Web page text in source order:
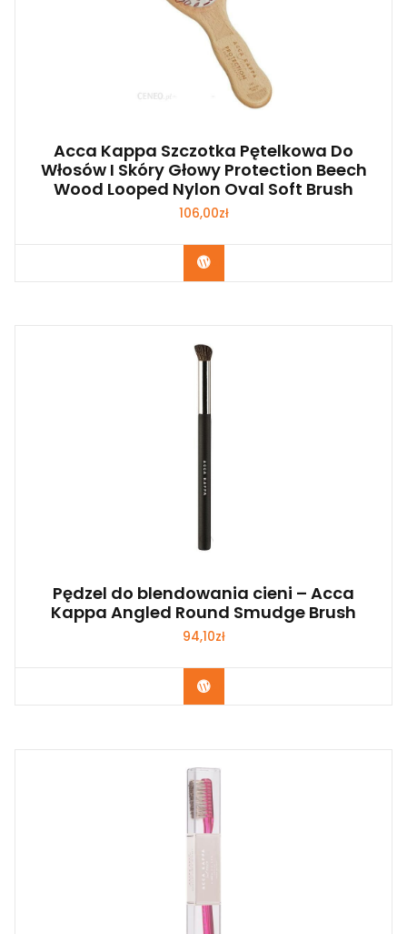
Acca Kappa Szczotka Pętelkowa Do
Włosów I Skóry Głowy Protection Beech
Wood Looped Nylon Oval Soft Brush
106,00zł
Zobacz
Pędzel do blendowania cieni – Acca
Kappa Angled Round Smudge Brush
94,10zł
Zobacz